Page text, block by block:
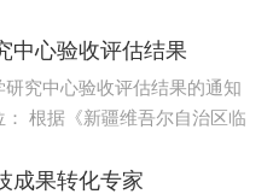
中心验收评估结果
究中心验收评估结果的通知
根据《新疆维吾尔自治区临
成果转化专家